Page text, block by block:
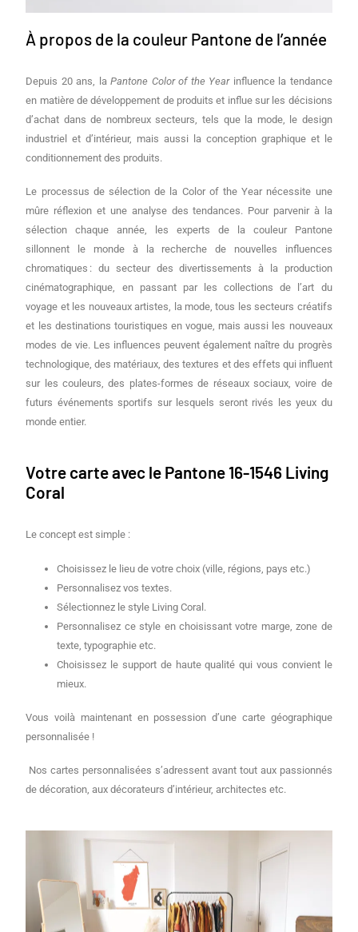
À propos de la couleur Pantone de l’année
Depuis 20 ans, laPantone Colorof the Yearinfluence la tendance
en matière de développement de produits et influe sur les décisions
d’achat dans de nombreux secteurs, tels que la mode, le design
industriel et d’intérieur, mais aussi la conception graphique et le
conditionnement des produits.
Le processus de sélection de la Color of the Year nécessite une
mûre réflexion et une analyse des tendances. Pour parvenir à la
sélection chaque année, les experts de la couleur Pantone
sillonnent le monde à la recherche de nouvelles influences
chromatiques : du secteur des divertissements à la production
cinématographique, en passant par les collections de l’art du
voyage et les nouveaux artistes, la mode, tous les secteurs créatifs
et les destinations touristiques en vogue, mais aussi les nouveaux
modes de vie. Les influences peuvent également naître du progrès
technologique, des matériaux, des textures et des effets qui influent
sur les couleurs, des plates-formes de réseaux sociaux, voire de
futurs événements sportifs sur lesquels seront rivés les yeux du
monde entier.
Votre carte avec le Pantone 16-1546 Living
Coral
Le concept est simple :
Choisissez le lieu de votre choix (ville, régions, pays etc.)
Personnalisez vos textes.
Sélectionnez le style Living Coral.
Personnalisez ce style en choisissant votre marge, zone de
texte, typographie etc.
Choisissez le support de haute qualité qui vous convient le
mieux.
Vous voilà maintenant en possession d’une carte géographique
personnalisée !
Nos cartes personnalisées s’adressent avant tout aux passionnés
de décoration, aux décorateurs d’intérieur, architectes etc.